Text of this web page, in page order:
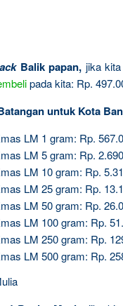
Balik papan, jika
pada kita: Rp.
untuk Kota
LM 1 gram: Rp.
LM 5 gram: Rp.
LM 10 gram: Rp.
LM 25 gram: Rp.
LM 50 gram: Rp.
LM 100 gram: Rp.
LM 250 gram: Rp.
LM 500 gram: Rp.